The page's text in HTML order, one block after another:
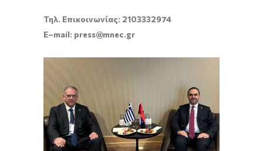
Τηλ. Επικοινωνίας: 2103332974
E–mail: press@mnec.gr